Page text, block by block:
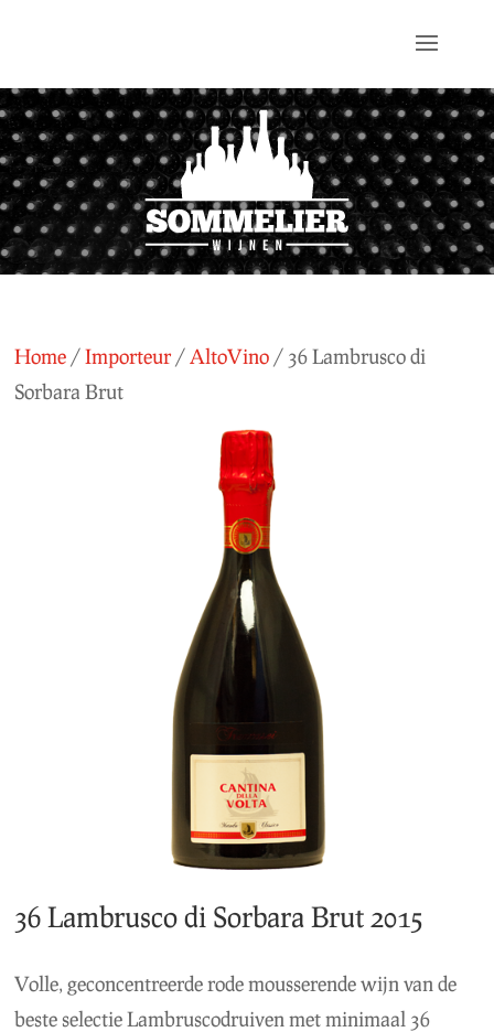
Home /Importeur/ AltoVino / 36 Lambrusco di
Sorbara Brut
36 Lambrusco di Sorbara Brut 2015
Volle, geconcentreerde rode mousserende wijn van de
beste selectie Lambruscodruiven met minimaal 36